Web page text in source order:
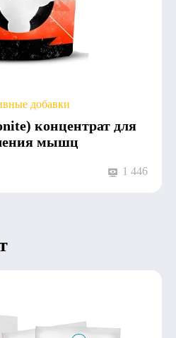
добавки
концентрат для
мышц
1 446